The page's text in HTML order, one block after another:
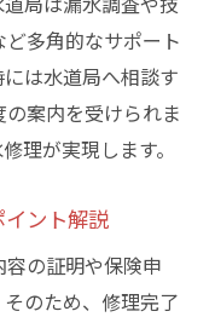
多角的なサポート
は水道局へ相談す
案内を受けられま
理が実現します。
ント解説
の証明や保険申
のため、修理完了